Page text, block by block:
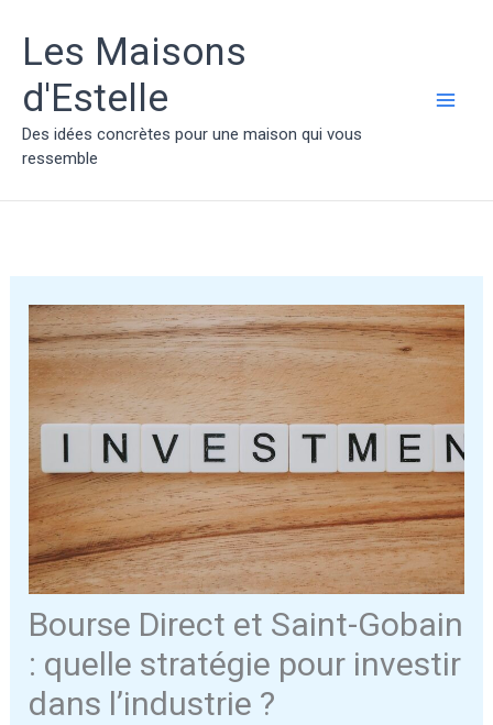
contenu
Les Maisons
d'Estelle
Des idées concrètes pour une maison qui vous
ressemble
Bourse Direct et Saint-Gobain
: quelle stratégie pour investir
dans l’industrie ?